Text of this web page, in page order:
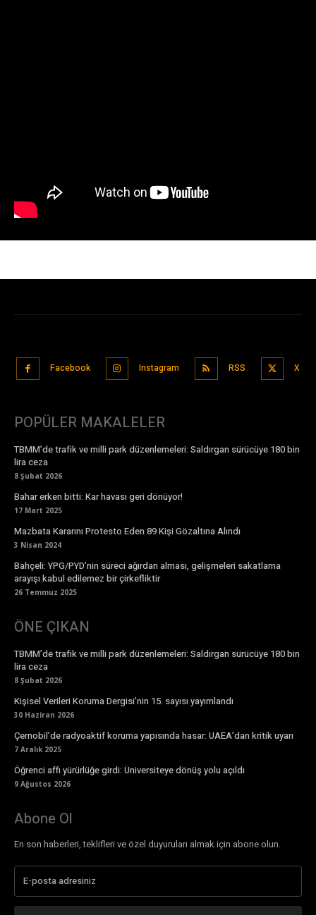
Facebook Instagram RSS X
POPÜLER MAKALELER
TBMM’de trafik ve milli park düzenlemeleri: Saldırgan sürücüye 180 bin
lira ceza
8 Şubat 2026
Bahar erken bitti: Kar havası geri dönüyor!
17 Mart 2025
Mazbata Kararını Protesto Eden 89 Kişi Gözaltına Alındı
3 Nisan 2024
Bahçeli: YPG/PYD’nin süreci ağırdan alması, gelişmeleri sakatlama
arayışı kabul edilemez bir çirkefliktir
26 Temmuz 2025
ÖNE ÇIKAN
TBMM’de trafik ve milli park düzenlemeleri: Saldırgan sürücüye 180 bin
lira ceza
8 Şubat 2026
Kişisel Verileri Koruma Dergisi’nin 15. sayısı yayımlandı
30 Haziran 2026
Çernobil’de radyoaktif koruma yapısında hasar: UAEA’dan kritik uyarı
7 Aralık 2025
Öğrenci affı yürürlüğe girdi: Üniversiteye dönüş yolu açıldı
9 Ağustos 2026
Abone Ol
En son haberleri, teklifleri ve özel duyuruları almak için abone olun.